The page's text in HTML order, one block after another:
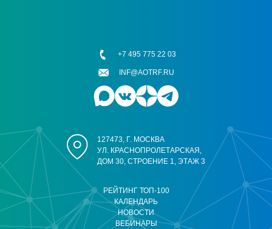
РЕЙТИНГ ТОП-100
КАЛЕНДАРЬ
НОВОСТИ
ВЕБИНАРЫ
127473, Г. МОСКВА
УЛ. КРАСНОПРОЛЕТАРСКАЯ,
ДОМ 30, СТРОЕНИЕ 1, ЭТАЖ 3
+7 495 775 22 03
INF@AOTRF.RU